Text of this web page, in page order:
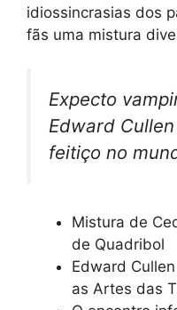
idiossincrasias dos
fãs uma mistura
Expecto
Edward
feitiço no
Mistura de
de Quadribol
Edward
as Artes das